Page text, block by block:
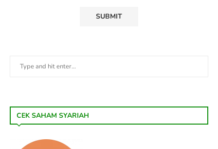
CEK SAHAM SYARIAH